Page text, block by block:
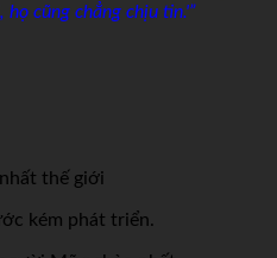
cũng chẳng chịu tin.'”
thế giới
kém phát triển.